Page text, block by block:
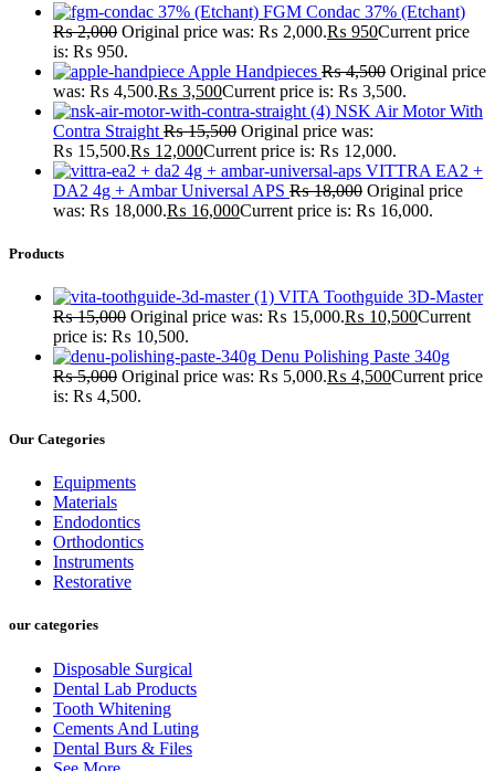
FGM Condac 37% (Etchant)
₨2,000 Original price was: ₨ 2,000.₨ 950Current price
is: ₨ 950.
Apple Handpieces ₨4,500 Original price
was: ₨ 4,500.₨ 3,500Current price is: ₨ 3,500.
NSK Air Motor With
Contra Straight ₨15,500 Original price was:
₨ 15,500.₨ 12,000Current price is: ₨ 12,000.
VITTRA EA2 +
DA2 4g + Ambar Universal APS ₨18,000 Original price
was: ₨ 18,000.₨ 16,000Current price is: ₨ 16,000.
Products
VITA Toothguide 3D-Master
₨15,000 Original price was: ₨ 15,000.₨ 10,500Current
price is: ₨ 10,500.
Denu Polishing Paste 340g
₨5,000 Original price was: ₨ 5,000.₨ 4,500Current price
is: ₨ 4,500.
Our Categories
Equipments
Materials
Endodontics
Orthodontics
Instruments
Restorative
our categories
Disposable Surgical
Dental Lab Products
Tooth Whitening
Cements And Luting
Dental Burs & Files